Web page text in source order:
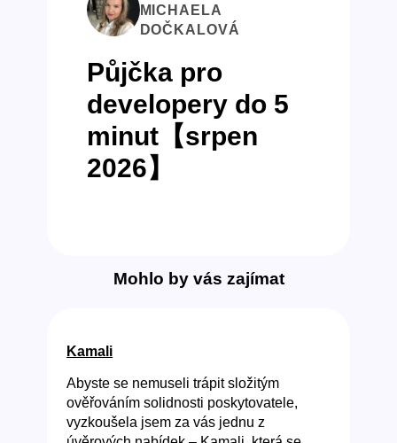
MICHAELA
DOČKALOVÁ
Půjčka pro
developery do 5
minut【srpen
2026】
Mohlo by vás zajímat
Kamali
Abyste se nemuseli trápit složitým
ověřováním solidnosti poskytovatele,
vyzkoušela jsem za vás jednu z